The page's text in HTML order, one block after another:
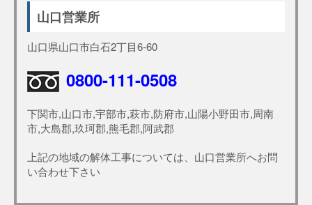
山口営業所
山口県山口市白石2丁目6-60
0800-111-0508
下関市,山口市,宇部市,萩市,防府市,山陽小野田市,周南
市,大島郡,玖珂郡,熊毛郡,阿武郡
上記の地域の解体工事については、山口営業所へお問
い合わせ下さい